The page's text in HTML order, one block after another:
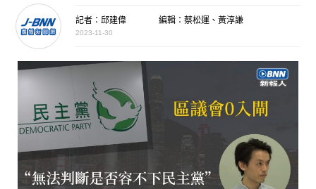
記者：邱建偉 編輯：蔡松運、黃淳謙
2023-11-30